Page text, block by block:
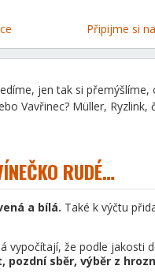
Připijme si
jen tak si
Vavřinec? Müller, Ryzlink,
RUDÉ…
a bílá. Také k výčtu
vypočítají, že podle jakosti
sběr, výběr z